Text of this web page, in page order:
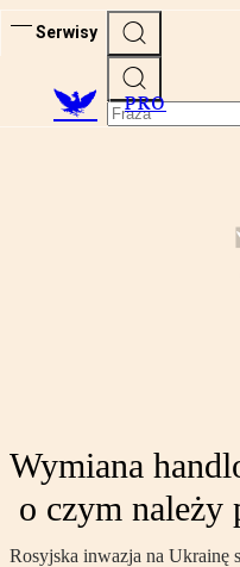
Serwisy
PRO
Wymiana
o czym należy
Rosyjska inwazja na Ukrainę